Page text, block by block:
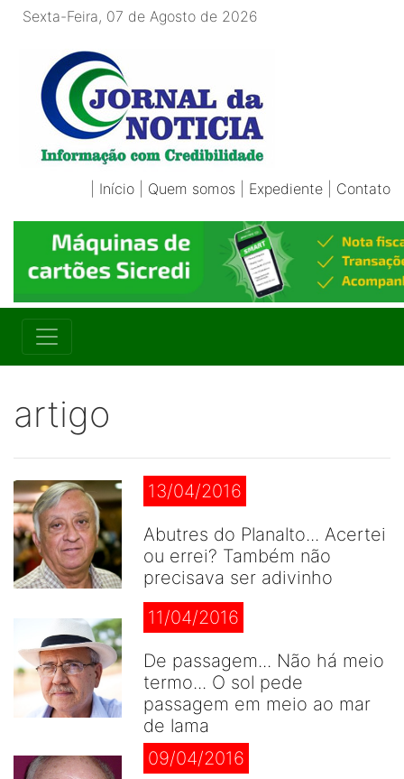
Sexta-Feira, 07 de Agosto de 2026
Início Quem somos Expediente Contato
artigo
13/04/2016
Abutres do Planalto... Acertei
ou errei? Também não
precisava ser adivinho
11/04/2016
De passagem... Não há meio
termo... O sol pede
passagem em meio ao mar
de lama
09/04/2016